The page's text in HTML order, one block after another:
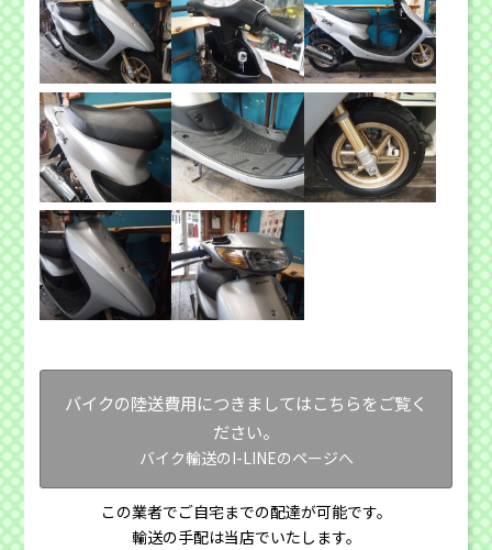
バイクの陸送費用につきましてはこちらをご覧く
ださい。
バイク輸送のI-LINEのページへ
この業者でご自宅までの配達が可能です。
輸送の手配は当店でいたします。